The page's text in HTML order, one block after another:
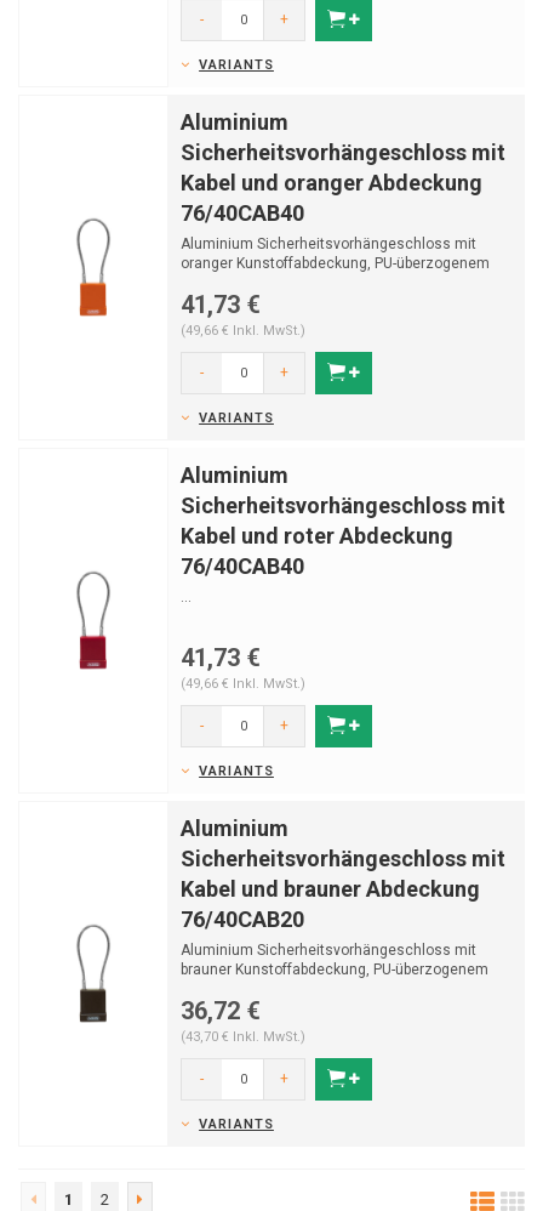
- +
VARIANTS
Aluminium
Sicherheitsvorhängeschloss mit
Kabel und oranger Abdeckung
76/40CAB40
Aluminium Sicherheitsvorhängeschloss mit
oranger Kunstoffabdeckung, PU-überzogenem
41,73 €
(49,66 € Inkl. MwSt.)
- +
VARIANTS
Aluminium
Sicherheitsvorhängeschloss mit
Kabel und roter Abdeckung
76/40CAB40
...
41,73 €
(49,66 € Inkl. MwSt.)
- +
VARIANTS
Aluminium
Sicherheitsvorhängeschloss mit
Kabel und brauner Abdeckung
76/40CAB20
Aluminium Sicherheitsvorhängeschloss mit
brauner Kunstoffabdeckung, PU-überzogenem
36,72 €
(43,70 € Inkl. MwSt.)
- +
VARIANTS
1 2